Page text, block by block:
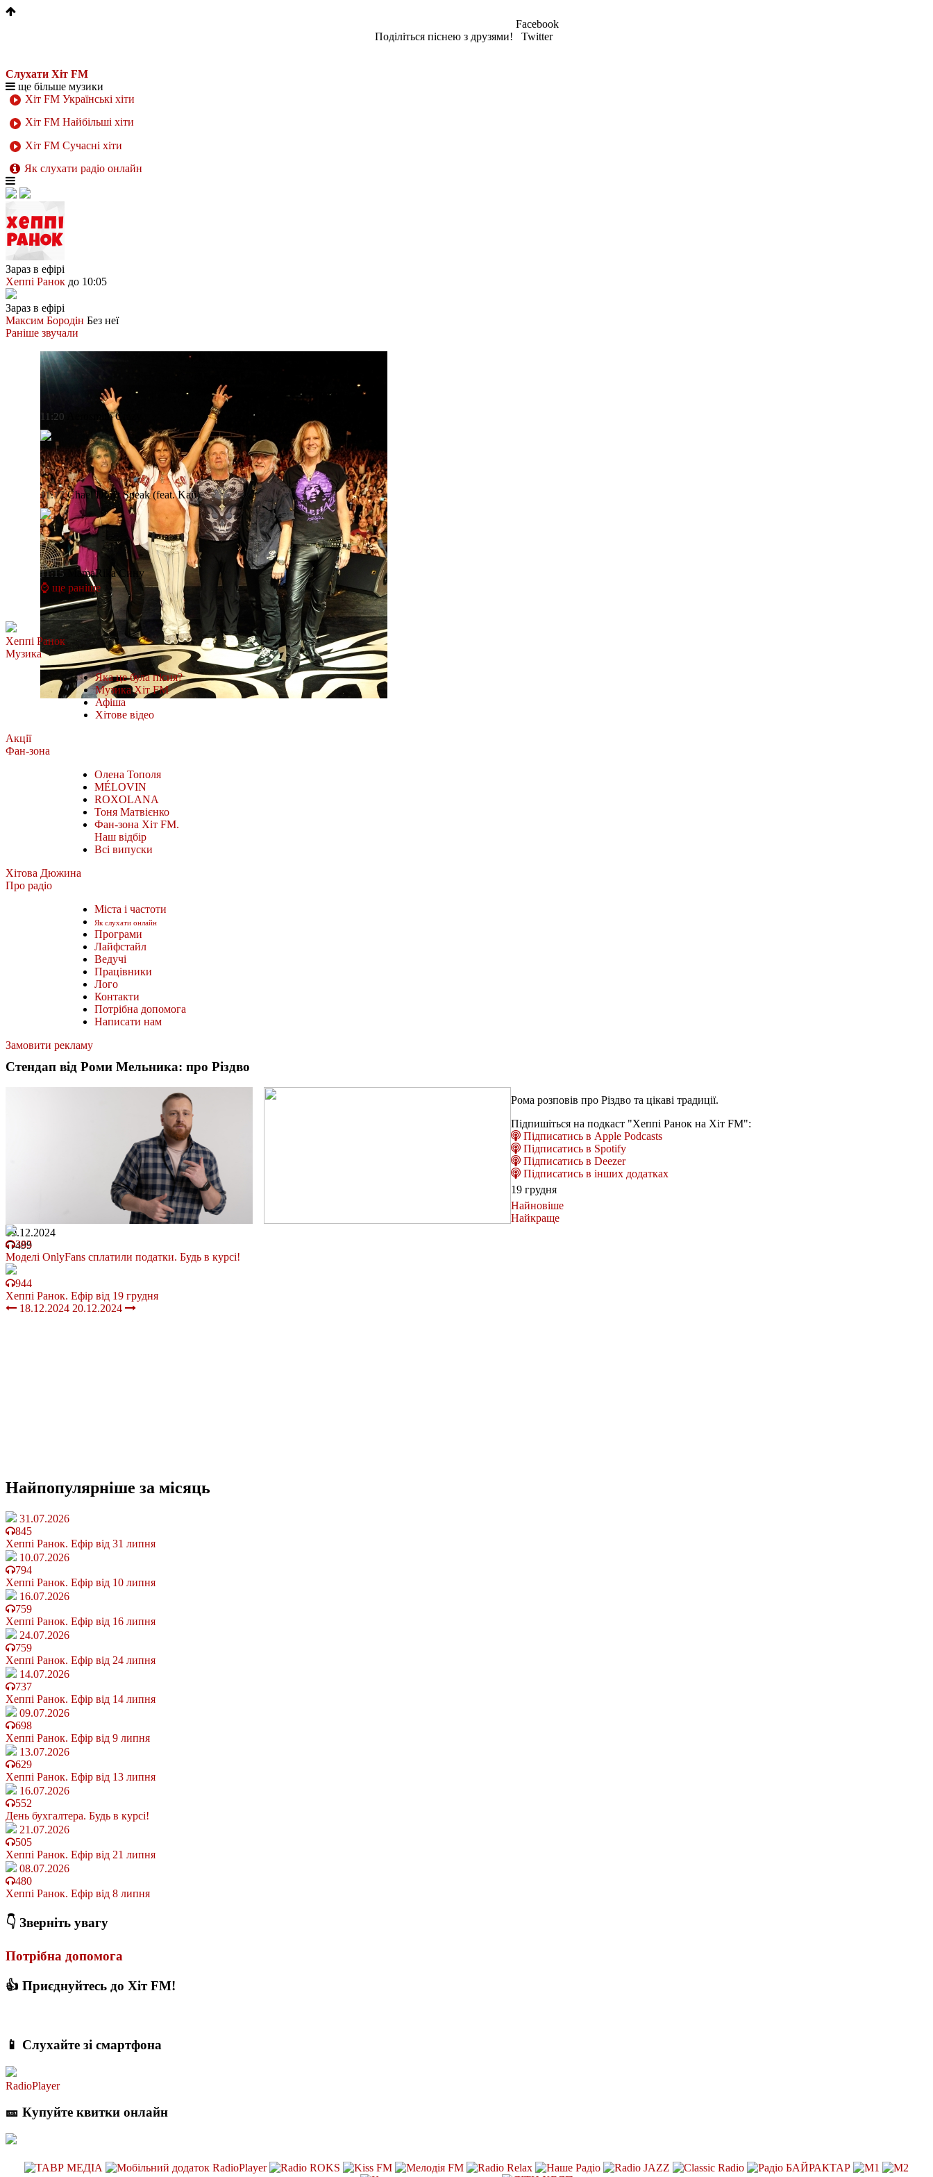
Поділіться піснею з друзями!
Facebook
Twitter
Слухати Хіт FM
ще більше музики
Хіт FM Українські хіти
Хіт FM Найбільші хіти
Хіт FM Сучасні хіти
Як слухати радіо онлайн
Зараз в ефірі
Хеппі Ранок до 10:05
Зараз в ефірі
Максим Бородін Без неї
Раніше звучали
11:20 Aerosmith Crazy
11:17 Chael Don't Speak (feat. Kaii)
11:15 MamaRika Сину
⌚ ще раніше
Хеппі Ранок
Музика
Яка це була пісня?
Музика Хіт FM
Афіша
Хітове відео
Акції
Фан-зона
Олена Тополя
MÉLOVIN
ROXOLANA
Тоня Матвієнко
Фан-зона Хіт FM.
Наш відбір
Всі випуски
Хітова Дюжина
Про радіо
Міста і частоти
Як слухати онлайн
Програми
Лайфстайл
Ведучі
Працівники
Лого
Контакти
Потрібна допомога
Написати нам
Замовити рекламу
Стендап від Роми Мельника: про Різдво
19.12.2024
499
Рома розповів про Різдво та цікаві традиції.
Підпишіться на подкаст "Хеппі Ранок на Хіт FM":
Підписатись в Apple Podcasts
Підписатись в Spotify
Підписатись в Deezer
Підписатись в інших додатках
19 грудня
Найновіше
Найкраще
383
Моделі OnlyFans сплатили податки. Будь в курсі!
944
Хеппі Ранок. Ефір від 19 грудня
18.12.2024 20.12.2024
Найпопулярніше за місяць
31.07.2026
845
Хеппі Ранок. Ефір від 31 липня
10.07.2026
794
Хеппі Ранок. Ефір від 10 липня
16.07.2026
759
Хеппі Ранок. Ефір від 16 липня
24.07.2026
759
Хеппі Ранок. Ефір від 24 липня
14.07.2026
737
Хеппі Ранок. Ефір від 14 липня
09.07.2026
698
Хеппі Ранок. Ефір від 9 липня
13.07.2026
629
Хеппі Ранок. Ефір від 13 липня
16.07.2026
552
День бухгалтера. Будь в курсі!
21.07.2026
505
Хеппі Ранок. Ефір від 21 липня
08.07.2026
480
Хеппі Ранок. Ефір від 8 липня
👇 Зверніть увагу
Потрібна допомога
👍 Приєднуйтесь до Хіт FM!
📱 Слухайте зі смартфона
RadioPlayer
🎫 Купуйте квитки онлайн